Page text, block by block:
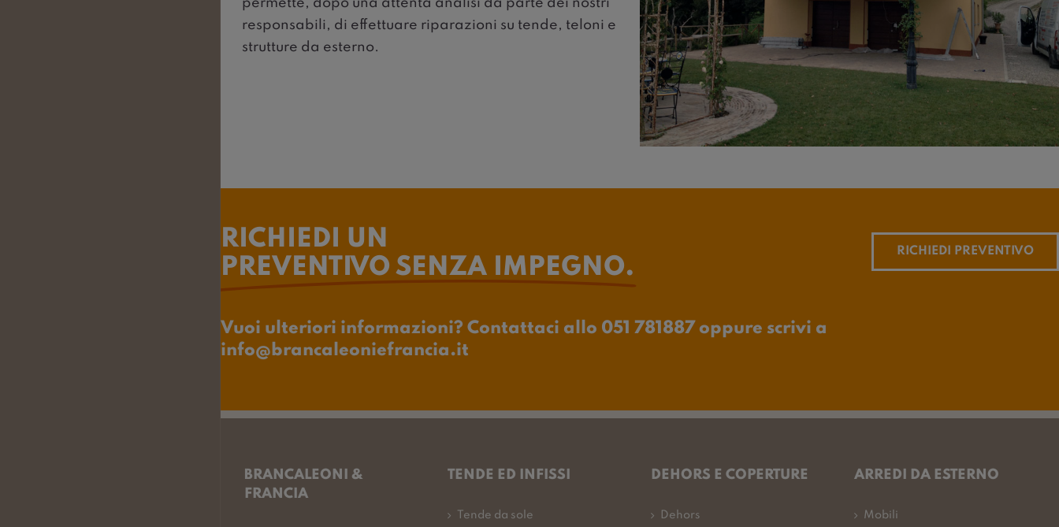
permette, dopo una attenta analisi da parte dei nostri
responsabili, di effettuare riparazioni su tende, teloni e
strutture da esterno.
RICHIEDI UN
PREVENTIVO SENZA IMPEGNO.
RICHIEDI PREVENTIVO
Vuoi ulteriori informazioni? Contattaci allo 051 781887 oppure scrivi a
info@brancaleoniefrancia.it
BRANCALEONI &
FRANCIA
TENDE ED INFISSI
Tende da sole
DEHORS E COPERTURE
Dehors
ARREDI DA ESTERNO
Mobili